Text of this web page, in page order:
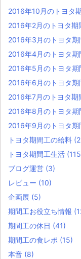
2016年10月のトヨタ
2016年2月のトヨタ期
2016年3月のトヨタ期
2016年4月のトヨタ期
2016年5月のトヨタ期
2016年6月のトヨタ期
2016年7月のトヨタ期
2016年8月のトヨタ期
2016年9月のトヨタ期
トヨタ期間工の給料
トヨタ期間工生活
ブログ運営 (3)
レビュー (10)
企画展 (5)
期間工お役立ち情報
期間工の休日 (41)
期間工の食レポ (15)
本音 (8)